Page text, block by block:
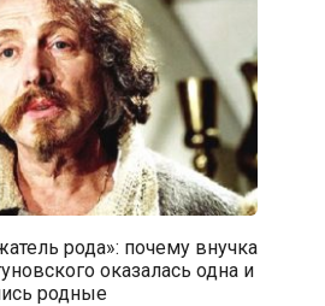
рода»: почему внучка
оказалась одна и
родные